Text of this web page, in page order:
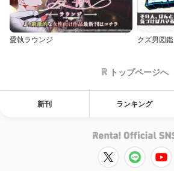
愛執ラウンジ クズ男図鑑
トップページへ
新刊 ランキング